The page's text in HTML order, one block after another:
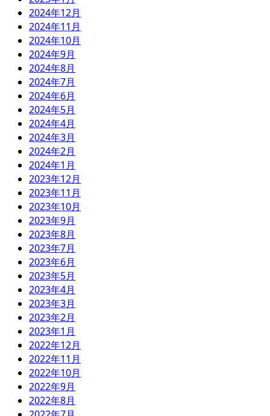
2024年12月
2024年11月
2024年10月
2024年9月
2024年8月
2024年7月
2024年6月
2024年5月
2024年4月
2024年3月
2024年2月
2024年1月
2023年12月
2023年11月
2023年10月
2023年9月
2023年8月
2023年7月
2023年6月
2023年5月
2023年4月
2023年3月
2023年2月
2023年1月
2022年12月
2022年11月
2022年10月
2022年9月
2022年8月